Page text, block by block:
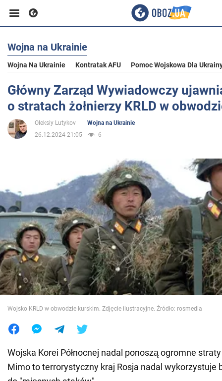
Biznes
Sport
Rozrywka
Społeczeństwo
Wojna na Ukrainie
Świat
Jedzenie
Wojna na Ukrainie
Wojna Na Ukrainie Kontratak AFU Pomoc Wojskowa Dla
Główny Zarząd Wywiadowczy
o stratach żołnierzy KRLD w
Oleksiy Lutykov
Wojna na Ukrainie
26.12.2024 21:05
6
Wojsko KRLD w obwodzie kurskim. Zdjęcie ilustracyjne. Źródło: rosmedia
Wojska Korei Północnej nadal ponoszą ogromne
Mimo to terrorystyczny kraj Rosja nadal wykorzystuje